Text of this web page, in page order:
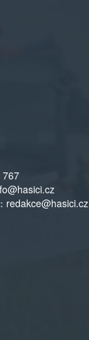
767
redakce@hasici.cz